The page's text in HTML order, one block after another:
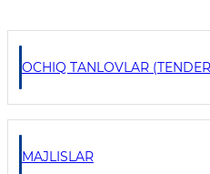
OCHIQ TANLOVLAR
MAJLISLAR